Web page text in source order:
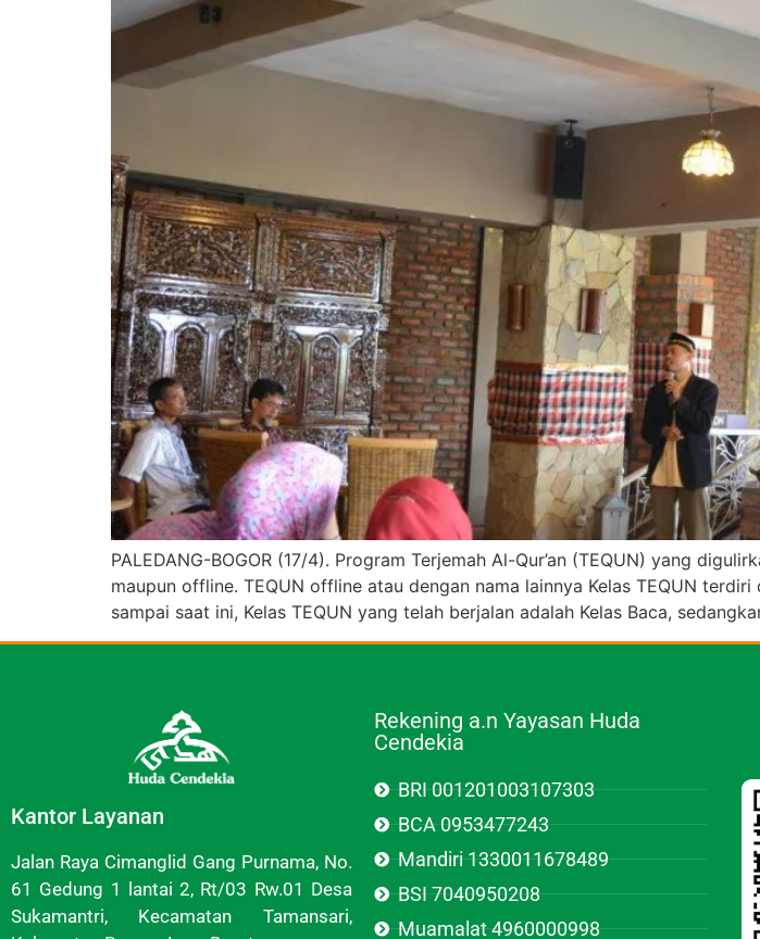
PALEDANG-BOGOR (17/4). Program Terjemah Al-Qur’an (TEQUN) yang
maupun offline. TEQUN offline atau dengan nama lainnya Kelas TEQUN
sampai saat ini, Kelas TEQUN yang telah berjalan adalah Kelas Baca,
Kantor Layanan
Jalan Raya Cimanglid Gang Purnama, No.
61 Gedung 1 lantai 2, Rt/03 Rw.01 Desa
Sukamantri, Kecamatan Tamansari,
Rekening a.n Yayasan Huda
Cendekia
BRI 001201003107303
BCA 0953477243
Mandiri 1330011678489
BSI 7040950208
Muamalat 4960000998